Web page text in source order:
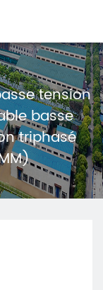
tension
basse
triphasé